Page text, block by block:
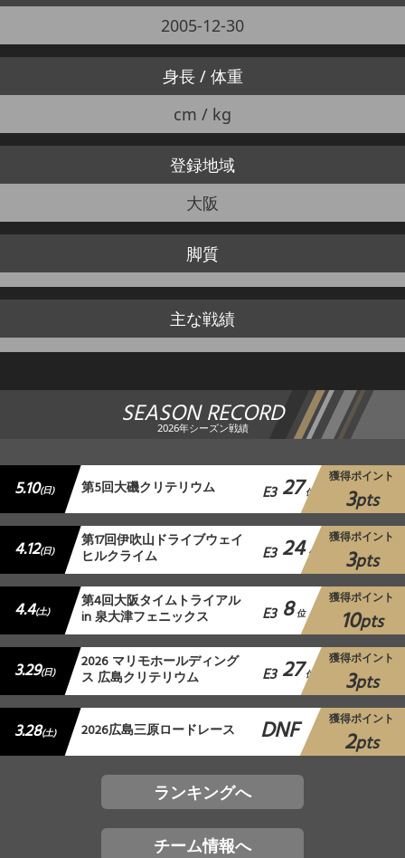
2005-12-30
身長 / 体重
cm / kg
登録地域
大阪
脚質
主な戦績
SEASON RECORD
2026年シーズン戦績
5.10(日) 第5回大磯クリテリウム E3 27 位
獲得ポイント
3pts
4.12(日) 第17回伊吹山ドライブウェイ
ヒルクライム E3 24 位
獲得ポイント
3pts
4.4(土) 第4回大阪タイムトライアル
in 泉大津フェニックス E3 8 位
獲得ポイント
10pts
3.29(日) 2026 マリモホールディング
ス 広島クリテリウム E3 27 位
獲得ポイント
3pts
3.28(土) 2026広島三原ロードレース DNF 獲得ポイント
2pts
ランキングへ
チーム情報へ